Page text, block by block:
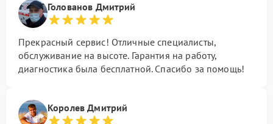
Голованов Дмитрий
Прекрасный сервис! Отличные специалисты,
обслуживание на высоте. Гарантия на работу,
диагностика была бесплатной. Спасибо за помощь!
Королев Дмитрий